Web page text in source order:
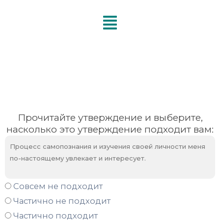
Прочитайте утверждение и выберите,
насколько это утверждение подходит вам:
Процесс самопознания и изучения своей личности меня
по-настоящему увлекает и интересует.
Совсем не подходит
Частично не подходит
Частично подходит